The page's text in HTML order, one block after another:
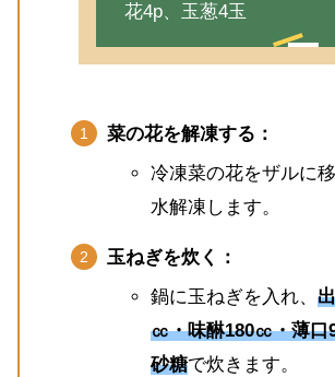
花4p、玉葱4玉
菜の花を解凍する：
冷凍菜の花をザルに
水解凍します。
玉ねぎを炊く：
鍋に玉ねぎを入れ、
㏄・味醂180㏄・薄口
砂糖で炊きます。